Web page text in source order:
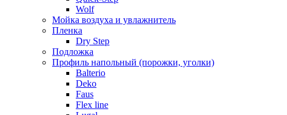
Wolf
Мойка воздуха и увлажнитель
Пленка
Dry Step
Подложка
Профиль напольный (порожки, уголки)
Balterio
Deko
Faus
Flex line